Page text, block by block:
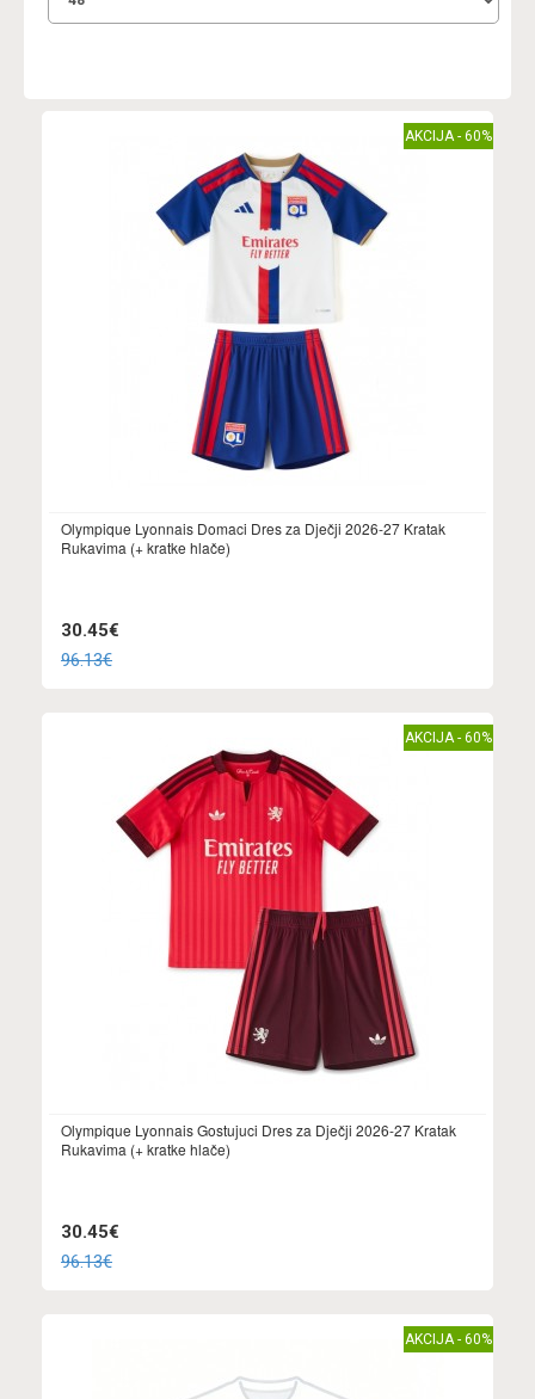
AKCIJA - 60%
Olympique Lyonnais Domaci Dres za Dječji 2026-27 Kratak
Rukavima (+ kratke hlače)
30.45€
96.13€
AKCIJA - 60%
Olympique Lyonnais Gostujuci Dres za Dječji 2026-27 Kratak
Rukavima (+ kratke hlače)
30.45€
96.13€
AKCIJA - 60%